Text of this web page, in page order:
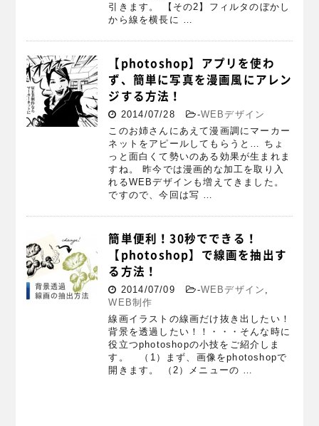
引きます。 【その2】フィルタのぼかし
から線を横長に …
【photoshop】アプリを使わ
ず、簡単に写真を漫画風にアレン
ジする方法！
2014/07/28 -WEBデザイン
このお姉さんにあえて漫画調にマーカー
ネットをアピールしてもらうと… ちょ
っと面白くて勢いのある効果が生まれま
すね。 昨今では漫画的な加工を取り入
れるWEBデザインも増えてきました。
ですので、今回は写 …
簡単便利！30秒でできる！
【photoshop】で線画を抽出す
る方法！
2014/07/09 -WEBデザイン
WEB制作
線画イラストの線画だけ抜き出したい！
背景を透過したい！！・・・そんな時に
役立つphotoshopの小技をご紹介しま
す。 （1）まず、画像をphotoshopで
開きます。 （2）メニューの …